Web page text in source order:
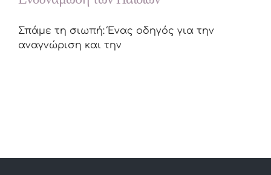
Σπάμε τη σιωπή: Ένας οδηγός για την
αναγνώριση και την